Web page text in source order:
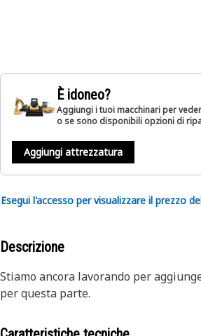
È idoneo?
Aggiungi i tuoi macchinari per
o se sono disponibili opzioni di
Aggiungi attrezzatura
Esegui l'accesso per visualizzare il prezzo
Descrizione
Stiamo ancora lavorando per
per questa parte.